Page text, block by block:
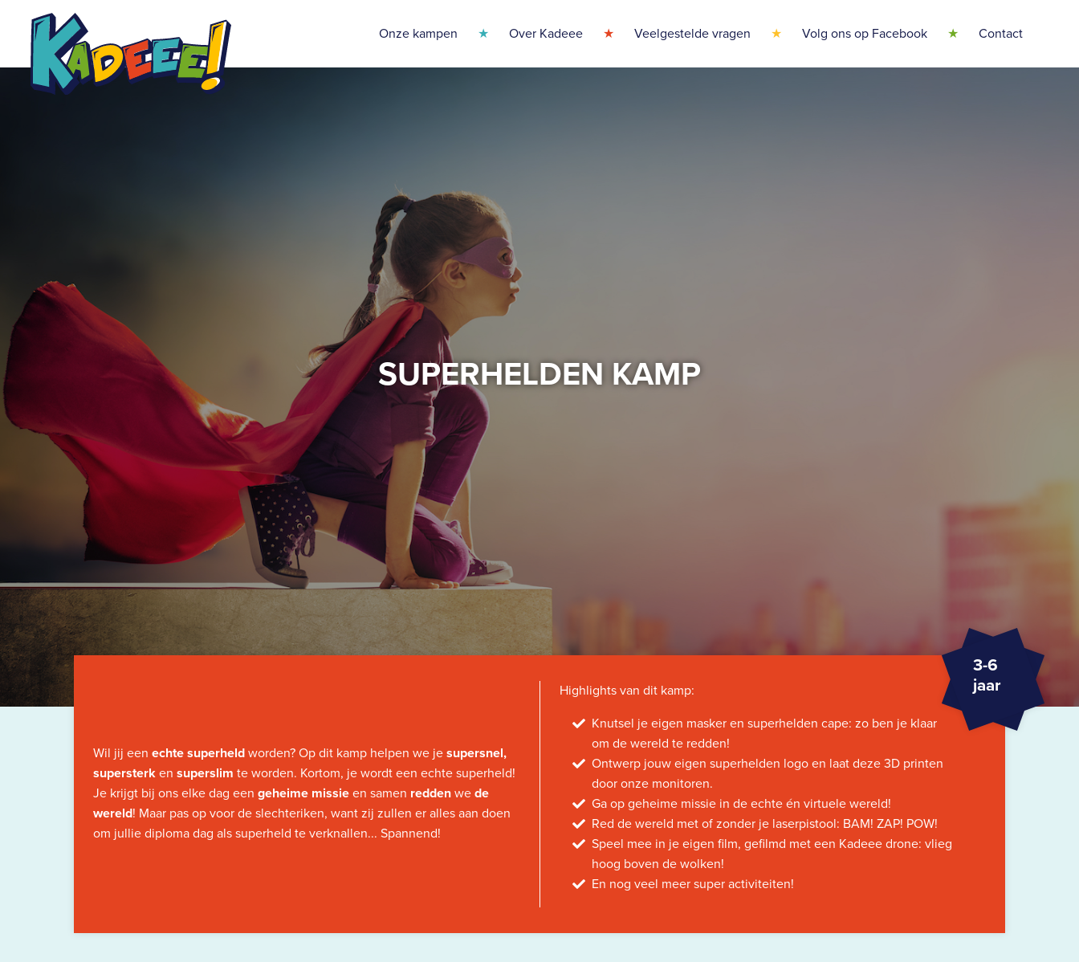
Onze kampen Over Kadeee Veelgestelde vragen Volg ons op Facebook Contact
SUPERHELDEN KAMP
3-6
jaar
Wil jij eenechte superheld worden? Op dit kamp helpen we jesupersnel,
supersterk ensuperslimte worden. Kortom, je wordt een echte superheld!
Je krijgt bij ons elke dag eengeheime missieen samen reddenwede
wereld! Maar pas op voor de slechteriken, want zij zullen er alles aan doen
om jullie diploma dag als superheld te verknallen... Spannend!
Highlights van dit kamp:
Knutsel je eigen masker en superhelden cape: zo ben je klaar
om de wereld te redden!
Ontwerp jouw eigen superhelden logo en laat deze 3D printen
door onze monitoren.
Ga op geheime missie in de echte én virtuele wereld!
Red de wereld met of zonder je laserpistool: BAM! ZAP! POW!
Speel mee in je eigen film, gefilmd met een Kadeee drone: vlieg
hoog boven de wolken!
En nog veel meer super activiteiten!